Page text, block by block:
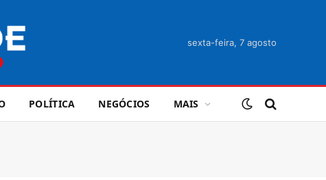
sexta-feira, 7 agosto
POLÍTICA NEGÓCIOS MAIS